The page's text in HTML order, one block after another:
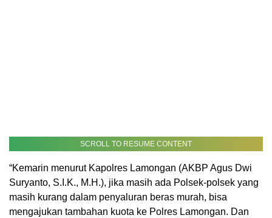
SCROLL TO RESUME CONTENT
“Kemarin menurut Kapolres Lamongan (AKBP Agus Dwi
Suryanto, S.I.K., M.H.), jika masih ada Polsek-polsek yang
masih kurang dalam penyaluran beras murah, bisa
mengajukan tambahan kuota ke Polres Lamongan. Dan